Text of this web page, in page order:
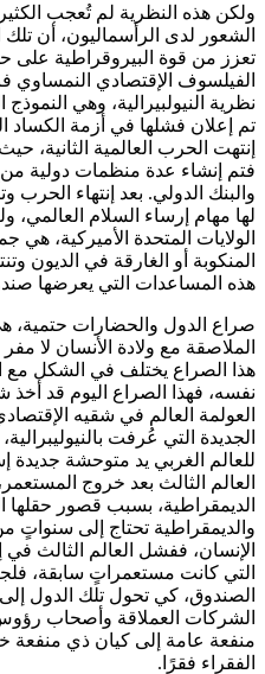
ولكن هذه النظرية لم تُعجب
الشعور لدى الرأسماليون، أن
تعزز من قوة البيروقراطية على
الفيلسوف الإقتصادي
نظرية النيولبيرالية، وهي النموذج
تم إعلان فشلها في أزمة الكساد
إنتهت الحرب العالمية الثانية،
فتم إنشاء عدة منظمات دولية
والبنك الدولي. بعد إنتهاء الحرب
لها مهام إرساء السلام العالمي،
الولايات المتحدة الأميركية،
المنكوبة أو الغارقة في الديون
هذه المساعدات التي يعرضها
صراع الدول والحضارات حتمية،
الملاصقة مع ولادة الأنسان لا
هذا الصراع يختلف في الشكل
نفسه، فهذا الصراع اليوم قد أخذ
العولمة العالم في شقيه
الجديدة التي عُرفت
للعالم الغربي يد متوحشة جديدة
العالم الثالث بعد خروج
الديمقراطية، بسبب قصور حقلها
والديمقراطية تحتاج إلى
الإنسان، ففشل العالم الثالث في
التي كانت مستعمراتٍ سابقة،
الصندوق، كي تحول تلك الدول
الشركات العملاقة وأصحاب
منفعة عامة إلى كيان ذي منفعة
الفقراء فقرًا.